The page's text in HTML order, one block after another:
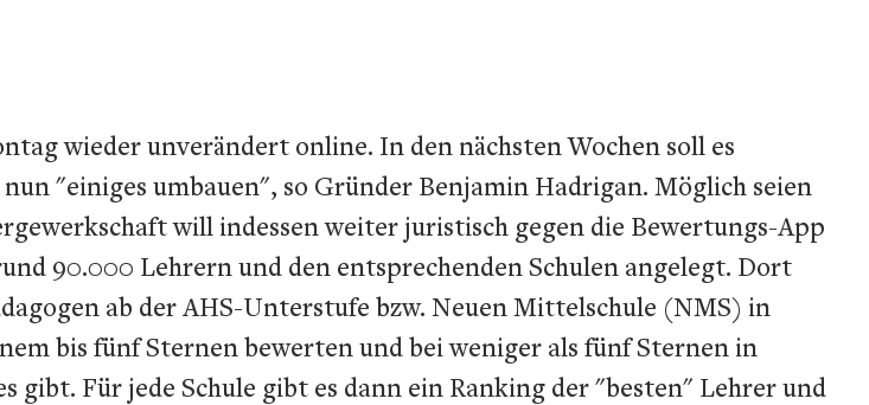
wieder unverändert online. In den nächsten Wochen soll es
"einiges umbauen", so Gründer Benjamin Hadrigan. Möglich seien
will indessen weiter juristisch gegen die Bewertungs-App
90.000 Lehrern und den entsprechenden Schulen angelegt. Dort
ab der AHS-Unterstufe bzw. Neuen Mittelschule (NMS) in
bis fünf Sternen bewerten und bei weniger als fünf Sternen in
Für jede Schule gibt es dann ein Ranking der "besten" Lehrer und